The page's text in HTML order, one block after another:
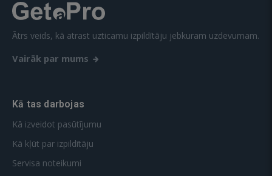
Ātrs veids, kā atrast uzticamu izpildītāju jebkuram uzdevumam.
Vairāk par mums
Kā tas darbojas
Kā izveidot pasūtījumu
Kā kļūt par izpildītāju
Servisa noteikumi